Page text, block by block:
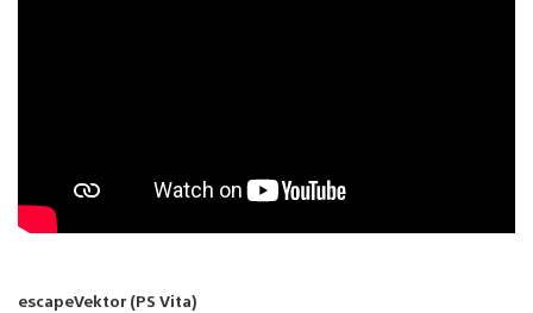
escapeVektor (PS Vita)